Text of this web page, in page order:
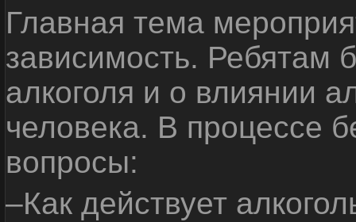
Главная тема
зависимость. Ребятам
алкоголя и о влиянии
человека. В процессе
вопросы:
–Как действует